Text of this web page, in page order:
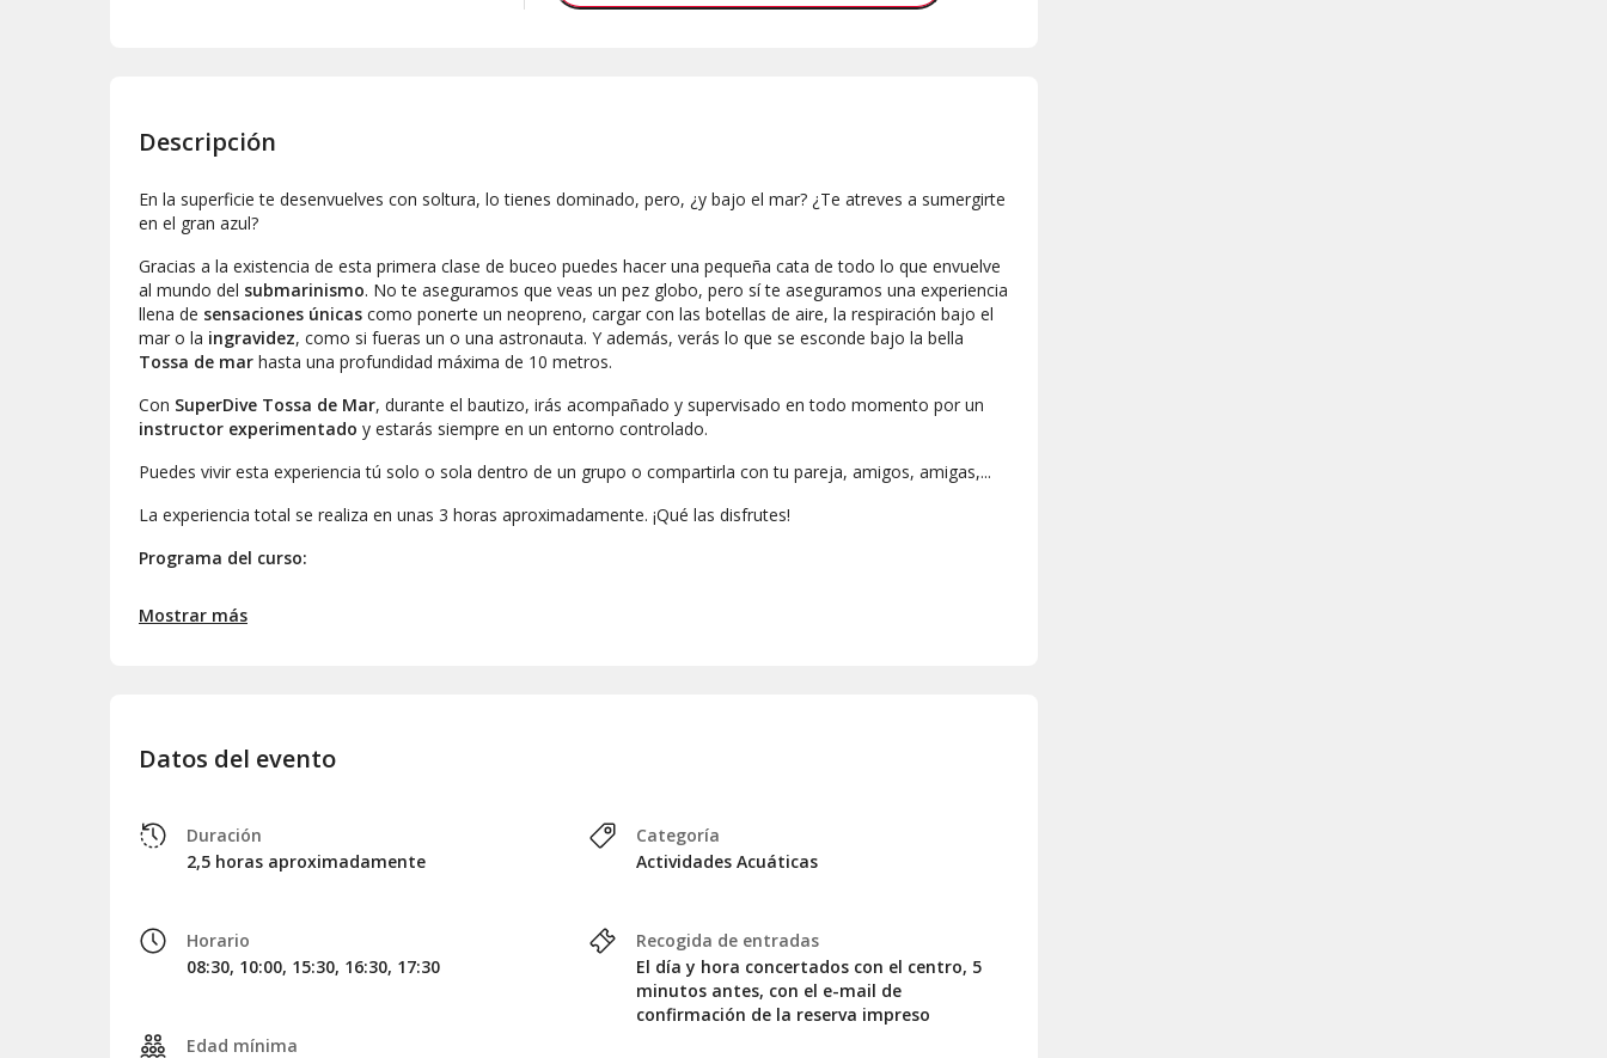
Descripción
En la superficie te desenvuelves con soltura, lo tienes dominado, pero, ¿y bajo el mar? ¿Te atreves a sumergirte
en el gran azul?
Gracias a la existencia de esta primera clase de buceo puedes hacer una pequeña cata de todo lo que envuelve
al mundo del submarinismo. No te aseguramos que veas un pez globo, pero sí te aseguramos una experiencia
llena de sensaciones únicas como ponerte un neopreno, cargar con las botellas de aire, la respiración bajo el
mar o la ingravidez, como si fueras un o una astronauta. Y además, verás lo que se esconde bajo la bella
Tossa de mar hasta una profundidad máxima de 10 metros.
Con SuperDive Tossa de Mar, durante el bautizo, irás acompañado y supervisado en todo momento por un
instructor experimentado y estarás siempre en un entorno controlado.
Puedes vivir esta experiencia tú solo o sola dentro de un grupo o compartirla con tu pareja, amigos, amigas,...
La experiencia total se realiza en unas 3 horas aproximadamente. ¡Qué las disfrutes!
Programa del curso:
Módulo teórico
No tener problemas graves de salud. No tener problemas de oidos, de aparato respiratorio ni de
No coger un avión en las 12 horas posteriores a la actividad
Incluye:
Sesión teórica
Mucha diversión
La actividad será dirigida exclusivamente por profesionales PADI autorizados y con experiencia
Mostrar más
Datos del evento
Duración
2,5 horas aproximadamente
Horario
08:30, 10:00, 15:30, 16:30, 17:30
Edad mínima
Categoría
Actividades Acuáticas
Recogida de entradas
El día y hora concertados con el centro, 5
minutos antes, con el e-mail de
confirmación de la reserva impreso